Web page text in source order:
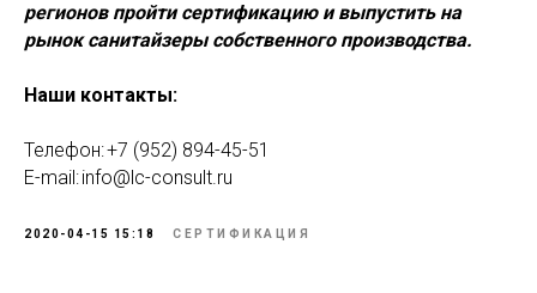
регионов пройти сертификацию и выпустить на
рынок санитайзеры собственного производства.
Наши контакты:
Телефон: +7 (952) 894-45-51
E-mail: info@lc-consult.ru
2020-04-15 15:18 СЕРТИФИКАЦИЯ